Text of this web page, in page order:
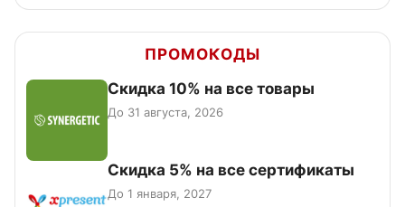
ПРОМОКОДЫ
Скидка 10% на все товары
До 31 августа, 2026
Скидка 5% на все сертификаты
До 1 января, 2027